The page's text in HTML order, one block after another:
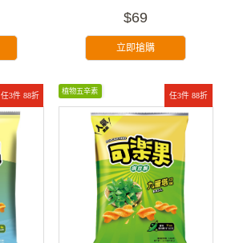
$69
立即搶購
任3件 88折 任3件 88折
植物五辛素